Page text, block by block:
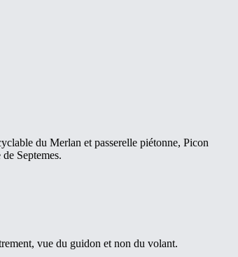
du Merlan et passerelle piétonne, Picon
Septemes.
vue du guidon et non du volant.